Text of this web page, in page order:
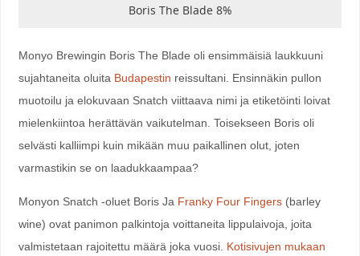
Boris The Blade 8%
Monyo Brewingin Boris The Blade oli ensimmäisiä laukkuuni
sujahtaneita oluita Budapestin reissultani. Ensinnäkin pullon
muotoilu ja elokuvaan Snatch viittaava nimi ja etiketöinti loivat
mielenkiintoa herättävän vaikutelman. Toisekseen Boris oli
selvästi kalliimpi kuin mikään muu paikallinen olut, joten
varmastikin se on laadukkaampaa?
Monyon Snatch -oluet Boris Ja Franky Four Fingers(barley
wine) ovat panimon palkintoja voittaneita lippulaivoja, joita
valmistetaan rajoitettu määrä joka vuosi. Kotisivujen mukaan